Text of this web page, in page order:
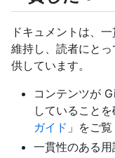
ドキュメントは、
維持し、読者にと
供しています。
コンテンツが
していること
ガイド 」をご覧
一貫性のある用